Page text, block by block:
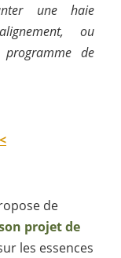
une haie
ou
de
de
projet de
les essences